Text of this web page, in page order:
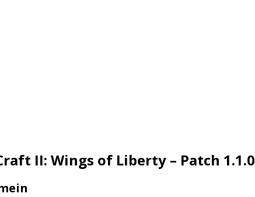
II: Wings of Liberty – Patch 1.1.0